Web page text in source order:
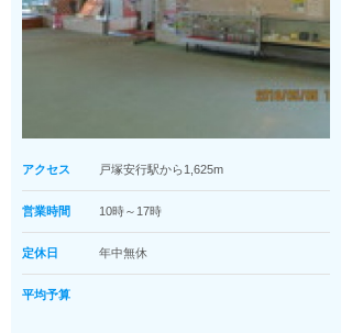
アクセス 戸塚安行駅から1,625m
営業時間 10時～17時
定休日 年中無休
平均予算